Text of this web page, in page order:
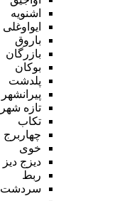
اشنویه
ایواوغلی
باروق
بازرگان
بوکان
پلدشت
پیرانشهر
تازه شهر
تکاب
چهاربرج
خوی
دیزج دیز
ربط
سردشت